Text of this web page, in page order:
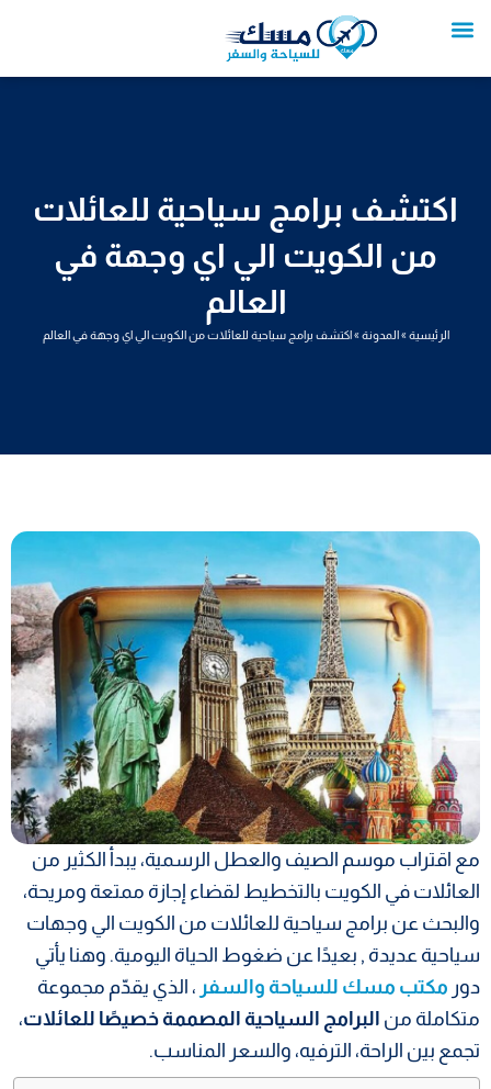
إلى
اكتشف برامج سياحية للعائلات
من الكويت الي اي وجهة في
العالم
الرئيسية»المدونة»اكتشف برامج سياحية للعائلات من الكويت الي اي وجهة في العالم
مع اقتراب موسم الصيف والعطل الرسمية، يبدأ الكثير من
العائلات في الكويت بالتخطيط لقضاء إجازة ممتعة ومريحة،
والبحث عن برامج سياحية للعائلات من الكويت الي وجهات
سياحية عديدة , بعيدًا عن ضغوط الحياة اليومية. وهنا يأتي
دور مكتب مسك للسياحة والسفر ، الذي يقدّم مجموعة
متكاملة من البرامج السياحية المصممة خصيصًا للعائلات،
تجمع بين الراحة، الترفيه، والسعر المناسب.